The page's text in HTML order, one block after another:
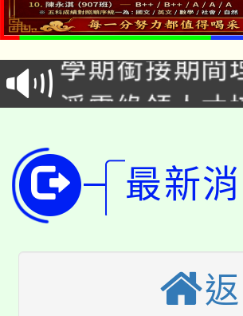
會
115年食農教
程
學期銜接期間
學籍身 分審
淨零綠領人才
代理(課)教師
「2026金融
車」活動
桃園市115學
生本土語及新
公告本校115
代理(課)教師
公告本校115
最新